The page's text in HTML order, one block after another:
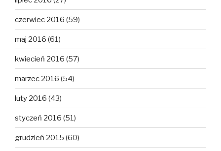
czerwiec 2016 (59)
maj 2016 (61)
kwiecień 2016 (57)
marzec 2016 (54)
luty 2016 (43)
styczeń 2016 (51)
grudzień 2015 (60)